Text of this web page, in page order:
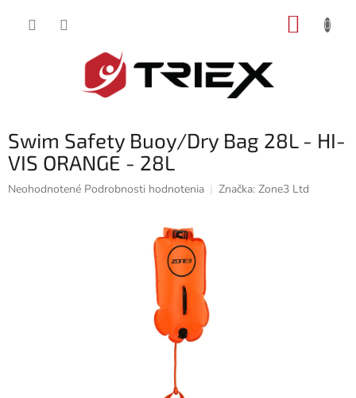
Swim Safety Buoy/Dry Bag 28L - HI-
VIS ORANGE - 28L
Priemerné
Neohodnotené Podrobnosti hodnotenia Značka: Zone3 Ltd